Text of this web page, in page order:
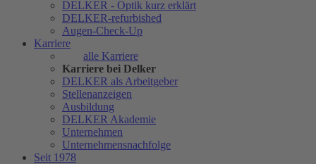
DELKER - Optik kurz erklärt
DELKER-refurbished
Augen-Check-Up
Karriere
alle Karriere
Karriere bei Delker
DELKER als Arbeitgeber
Stellenanzeigen
Ausbildung
DELKER Akademie
Unternehmen
Unternehmensnachfolge
Seit 1978